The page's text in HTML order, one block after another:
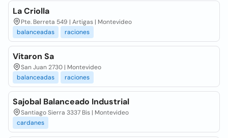
La Criolla
Pte. Berreta 549 | Artigas | Montevideo
balanceadas
raciones
Vitaron Sa
San Juan 2730 | Montevideo
balanceadas
raciones
Sajobal Balanceado Industrial
Santiago Sierra 3337 Bis | Montevideo
cardanes